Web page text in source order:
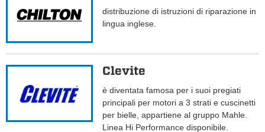
distribuzione di istruzioni di riparazione in
lingua inglese.
Clevite
è diventata famosa per i suoi pregiati
principali per motori a 3 strati e cuscinetti
per bielle, appartiene al gruppo Mahle.
Linea Hi Performance disponibile.